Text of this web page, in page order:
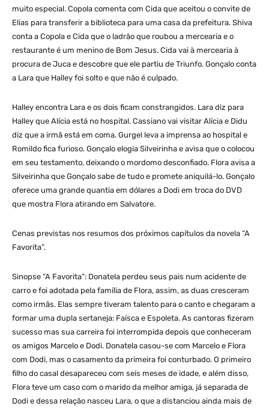
muito especial. Copola comenta com Cida que aceitou o convite de
Elias para transferir a biblioteca para uma casa da prefeitura. Shiva
conta a Copola e Cida que o ladrão que roubou a mercearia e o
restaurante é um menino de Bom Jesus. Cida vai à mercearia à
procura de Juca e descobre que ele partiu de Triunfo. Gonçalo conta
a Lara que Halley foi solto e que não é culpado.
Halley encontra Lara e os dois ficam constrangidos. Lara diz para
Halley que Alícia está no hospital. Cassiano vai visitar Alícia e Didu
diz que a irmã está em coma. Gurgel leva a imprensa ao hospital e
Romildo fica furioso. Gonçalo elogia Silveirinha e avisa que o colocou
em seu testamento, deixando o mordomo desconfiado. Flora avisa a
Silveirinha que Gonçalo sabe de tudo e promete aniquilá-lo. Gonçalo
oferece uma grande quantia em dólares a Dodi em troca do DVD
que mostra Flora atirando em Salvatore.
Cenas previstas nos resumos dos próximos capítulos da novela “A
Favorita”.
Sinopse “A Favorita”: Donatela perdeu seus pais num acidente de
carro e foi adotada pela família de Flora, assim, as duas cresceram
como irmãs. Elas sempre tiveram talento para o canto e chegaram a
formar uma dupla sertaneja: Faísca e Espoleta. As cantoras fizeram
sucesso mas sua carreira foi interrompida depois que conheceram
os amigos Marcelo e Dodi. Donatela casou-se com Marcelo e Flora
com Dodi, mas o casamento da primeira foi conturbado. O primeiro
filho do casal desapareceu com seis meses de idade, e além disso,
Flora teve um caso com o marido da melhor amiga, já separada de
Dodi e dessa relação nasceu Lara, o que a distanciou ainda mais de